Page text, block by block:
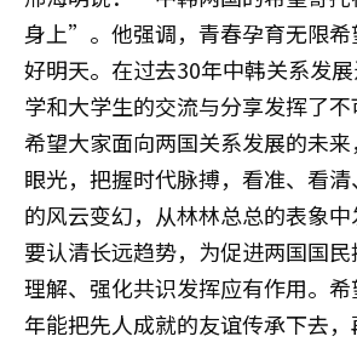
身上”。他强调，青春孕育无限希
好明天。在过去30年中韩关系发
学和大学生的交流与分享发挥了不
希望大家面向两国关系发展的未
眼光，把握时代脉搏，看准、看
的风云变幻，从林林总总的表象
要认清长远趋势，为促进两国国
理解、强化共识发挥应有作用。
年能把先人成就的友谊传承下去